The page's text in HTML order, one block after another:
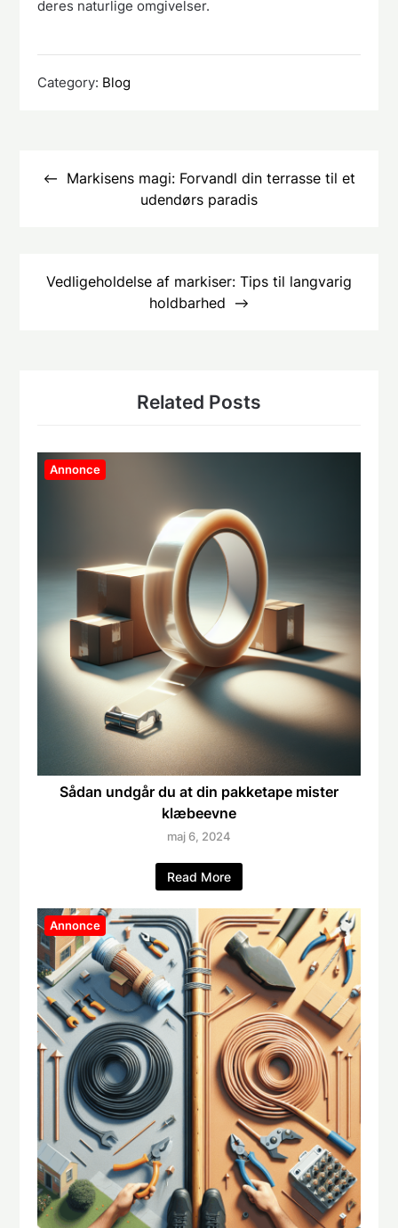
deres naturlige omgivelser.
Category: Blog
Markisens magi: Forvandl din terrasse til et
udendørs paradis
Vedligeholdelse af markiser: Tips til langvarig
holdbarhed
Related Posts
Annonce
Sådan undgår du at din pakketape mister
klæbeevne
maj 6, 2024
Read More
Annonce